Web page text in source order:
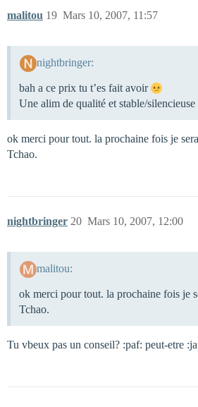
malitou Mars 10, 2007, 11:57
19
nightbringer:
bah a ce prix tu t’es fait avoir
Une alim de qualité et stable/silencieuse
ok merci pour tout. la prochaine fois je
Tchao.
nightbringer Mars 10, 2007, 12:00
20
malitou:
ok merci pour tout. la prochaine fois je
Tchao.
Tu vbeux pas un conseil? :paf: peut-etre